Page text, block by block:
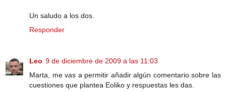
Un saludo a los dos.
Responder
Leo 9 de diciembre de 2009 a las 11:03
Marta, me vas a permitir añadir algún comentario sobre las
cuestiones que plantea Eoliko y respuestas les das.